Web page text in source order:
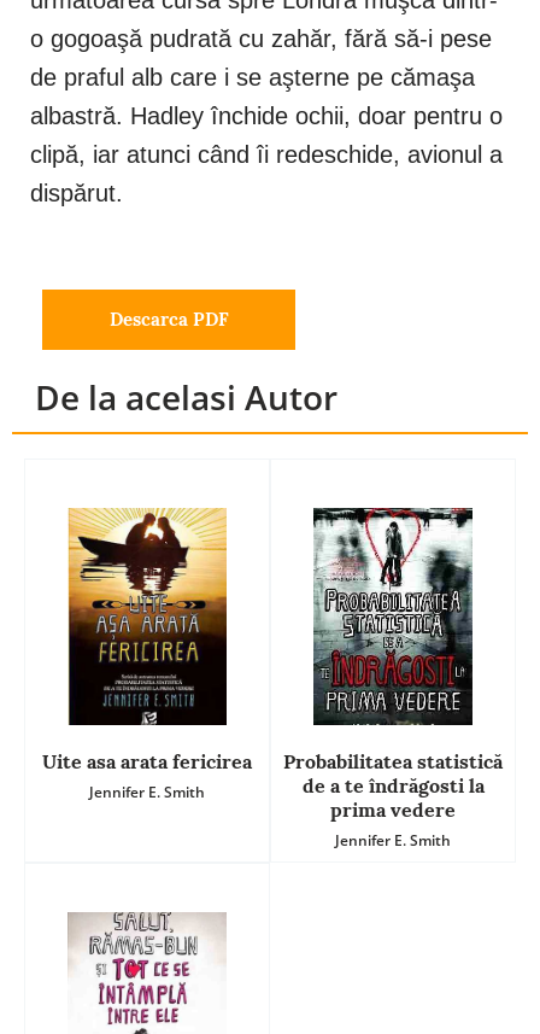
o gogoaşă pudrată cu zahăr, fără să-i pese
de praful alb care i se aşterne pe cămaşa
albastră. Hadley închide ochii, doar pentru o
clipă, iar atunci când îi redeschide, avionul a
dispărut.
Descarca PDF
De la acelasi Autor
Uite asa arata fericirea
Jennifer E. Smith
Probabilitatea statistică
de a te îndrăgosti la
prima vedere
Jennifer E. Smith